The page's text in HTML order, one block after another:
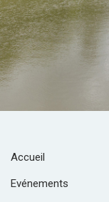
Accueil
Evénements